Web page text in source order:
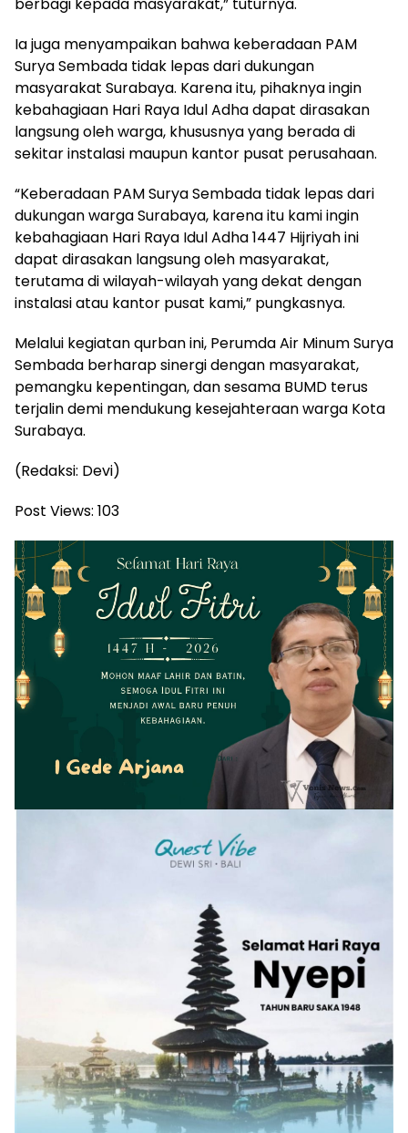
Ia juga menyampaikan bahwa keberadaan PAM
Surya Sembada tidak lepas dari dukungan
masyarakat Surabaya. Karena itu, pihaknya ingin
kebahagiaan Hari Raya Idul Adha dapat dirasakan
langsung oleh warga, khususnya yang berada di
sekitar instalasi maupun kantor pusat perusahaan.
“Keberadaan PAM Surya Sembada tidak lepas dari
dukungan warga Surabaya, karena itu kami ingin
kebahagiaan Hari Raya Idul Adha 1447 Hijriyah ini
dapat dirasakan langsung oleh masyarakat,
terutama di wilayah-wilayah yang dekat dengan
instalasi atau kantor pusat kami,” pungkasnya.
Melalui kegiatan qurban ini, Perumda Air Minum Surya
Sembada berharap sinergi dengan masyarakat,
pemangku kepentingan, dan sesama BUMD terus
terjalin demi mendukung kesejahteraan warga Kota
Surabaya.
(Redaksi: Devi)
Post Views: 103